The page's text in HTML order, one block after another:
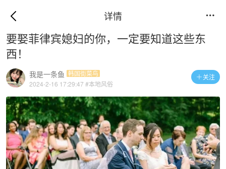
详情 
要娶菲律宾媳妇的你，一定要知道这些东
西！
关注
我是一条鱼 韩国街菜鸟
2024-2-16 17:29:47 #本地风俗